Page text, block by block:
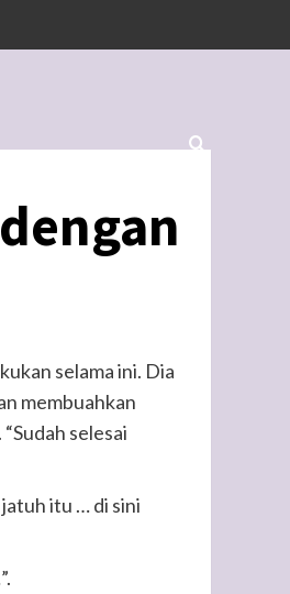
selama ini. Dia
membuahkan
selesai
itu … di sini